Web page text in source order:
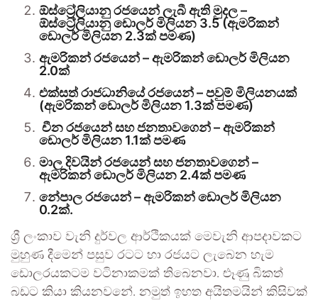
ඕස්ට්‍රේලියානු රජයෙන් ලැබී ඇති මුදල –
ඕස්ට්‍රේලියානු ඩොලර් මිලියන 3.5 (ඇමරිකන්
ඩොලර් මිලියන 2.3ක් පමණ)
ඇමරිකන් රජයෙන් – ඇමරිකන් ඩොලර් මිලියන
2.0ක්
එක්සත් රාජධානියේ රජයෙන් – පවුම් මිලියනයක්
(ඇමරිකන් ඩොලර් මිලියන 1.3ක් පමණ)
චීන රජයෙන් සහ ජනතාවගෙන් – ඇමරිකන්
ඩොලර් මිලියන 1.1ක් පමණ
මාල දිවයින් රජයෙන් සහ ජනතාවගෙන් –
ඇමරිකන් ඩොලර් මිලියන 2.4ක් පමණ
නේපාල රජයෙන් – ඇමරිකන් ඩොලර් මිලියන
0.2ක්.
ශ්‍රී ලංකාව වැනි දුර්වල ආර්ථිකයක් මෙවැනි ආපදාවකට
මුහුණ දීමෙන් පසුව රටට හා රජයට ලැබෙන හැම
ඩොලරයකටම වටිනාකමක් තිබෙනවා. ළූණු බිකත්
බඩට කියා කියනවනේ. නමුත් ඉහත අයිතමයින් කිසිවක්